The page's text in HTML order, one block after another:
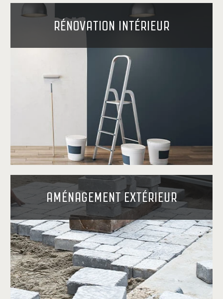
RÉNOVATION INTÉRIEUR
AMÉNAGEMENT EXTÉRIEUR